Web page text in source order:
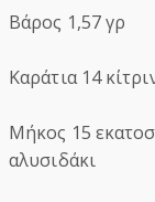
Βάρος 1,57 γρ
Καράτια 14
Μήκος 15
αλυσιδάκι